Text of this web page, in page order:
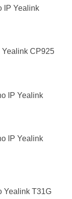
IP Yealink
Yealink CP925
IP Yealink
IP Yealink
Yealink T31G